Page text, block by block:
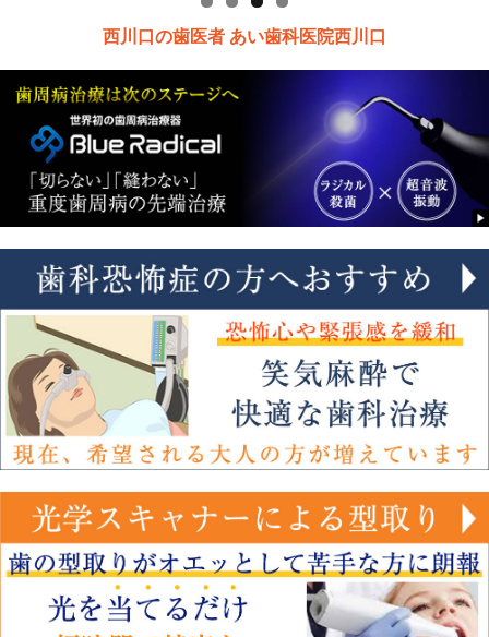
西川口の歯医者 あい歯科医院西川口